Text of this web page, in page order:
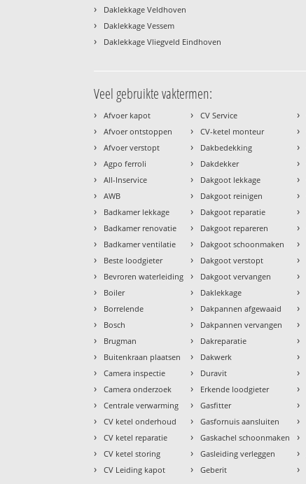
› Daklekkage Veldhoven
› Daklekkage Vessem
› Daklekkage Vliegveld Eindhoven
Veel gebruikte vaktermen:
› Afvoer kapot
› Afvoer ontstoppen
› Afvoer verstopt
› Agpo ferroli
› All-Inservice
› AWB
› Badkamer lekkage
› Badkamer renovatie
› Badkamer ventilatie
› Beste loodgieter
› Bevroren waterleiding
› Boiler
› Borrelende
› Bosch
› Brugman
› Buitenkraan plaatsen
› Camera inspectie
› Camera onderzoek
› Centrale verwarming
› CV ketel onderhoud
› CV ketel reparatie
› CV ketel storing
› CV Leiding kapot
› CV Service
› CV-ketel monteur
› Dakbedekking
› Dakdekker
› Dakgoot lekkage
› Dakgoot reinigen
› Dakgoot reparatie
› Dakgoot repareren
› Dakgoot schoonmaken
› Dakgoot verstopt
› Dakgoot vervangen
› Daklekkage
› Dakpannen afgewaaid
› Dakpannen vervangen
› Dakreparatie
› Dakwerk
› Duravit
› Erkende loodgieter
› Gasfitter
› Gasfornuis aansluiten
› Gaskachel schoonmaken
› Gasleiding verleggen
› Geberit
›
›
›
›
›
›
›
›
›
›
›
›
›
›
›
›
›
›
›
›
›
›
›